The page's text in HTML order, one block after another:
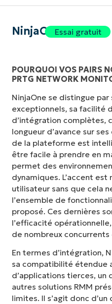
NinjaOneEssai gratuit
POURQUOI VOS PAIRS
PRTG NETWORK
NinjaOne se distingue par
exceptionnels, sa facilité
d’intégration complètes,
longueur d’avance sur
de la plateforme est
être facile à prendre en
permet des
dynamiques. L’accent est
utilisateur sans que cela
l’ensemble de
proposé. Ces dernières
l’efficacité
de nombreux
En termes d’intégration,
sa compatibilité étendue
d’applications tierces, un
autres solutions RMM
limites. Il s’agit donc